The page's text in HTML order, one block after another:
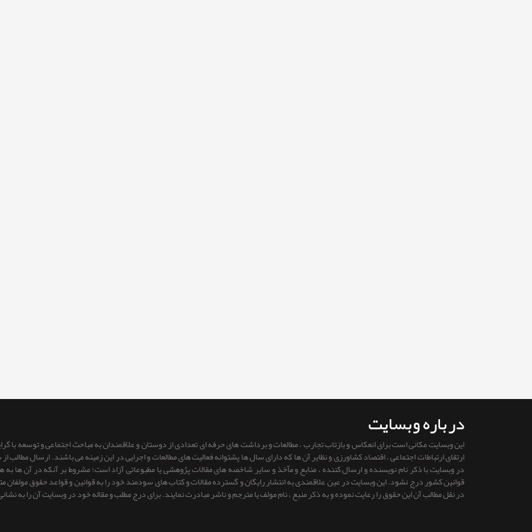
درباره وبسایت
این وبسایت مکانی است برای انعکاس و بازتاب تجارب ، مطالعات و برداشت های حرفه ای تعدادی از دوستان و علاقمندان به مباحث اجتماعی و توسعه با
ارتقای ارتباطات اجتماعی ، اقتصاد کشاورزی و نظایر آن ها که دارای سال ها پشتوانه فعالیت های مطالعات و اجرایی در این زمینه می باشند. ارسال
در وبسایت با ذکر نام نویسنده و ارسال کننده ، منابع و مآخذ و سایر شاخصه های مقالات پژوهشی یا مطبوعاتی آزاد است؛ مشروط بر آنكه در آن ها
قوانين كشور درج نشود. این وبسایت در عین علاقمندی به انتشار رایگان و گسترده مقالات و کتاب های سودمند خود را به قوانین و قواعد حقوق مولفان
در نقل مطالب آن این حقوق را رعایت نموده و به ذکر منبع ، نام مولف یا مترجم و ناشر مبادرت نمایند. برای درج مطلب و مقاله خود در وبسایت آن را به